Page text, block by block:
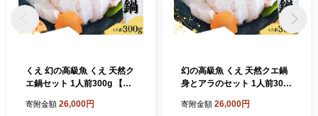
くえ 幻の高級魚 くえ 天然ク
エ鍋セット 1人前300g 【個
順次発送】 / クエ クエ鍋 天
寄附金額 26,000円
幻の高級魚 くえ 天然クエ鍋
身とアラのセット 1人前300
以内に順次発送】 / クエ クエ
寄附金額 26,000円